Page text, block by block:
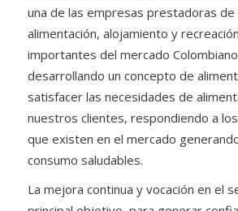
una de las empresas prestadoras
alimentación, alojamiento y
importantes del mercado
desarrollando un concepto de
satisfacer las necesidades de
nuestros clientes, respondiendo a
que existen en el mercado
consumo saludables.
La mejora continua y vocación en el